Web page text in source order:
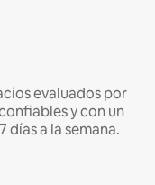
evaluados por
y con un
días a la semana.